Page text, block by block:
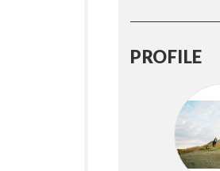
PROFILE